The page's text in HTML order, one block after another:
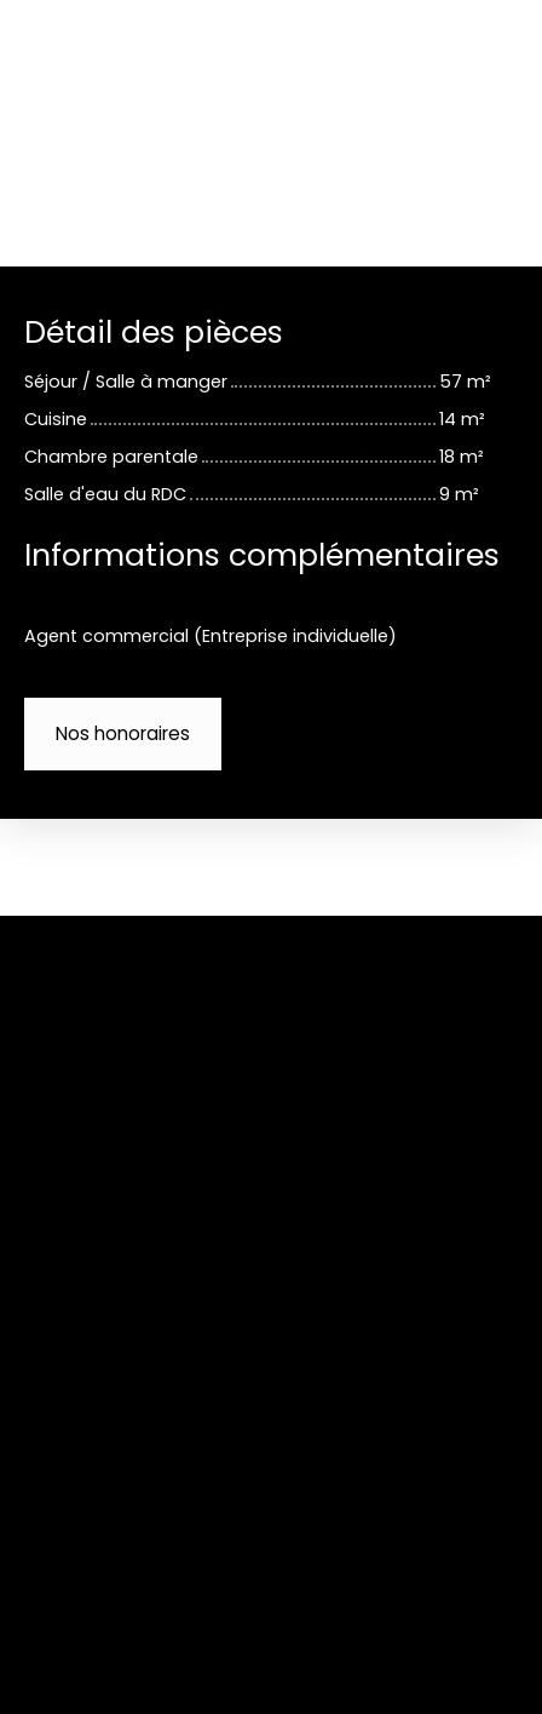
Détail des pièces
Séjour / Salle à manger
57 m²
Cuisine
14 m²
Chambre parentale
18 m²
Salle d'eau du RDC
9 m²
Informations complémentaires
Agent commercial (Entreprise individuelle)
Nos honoraires